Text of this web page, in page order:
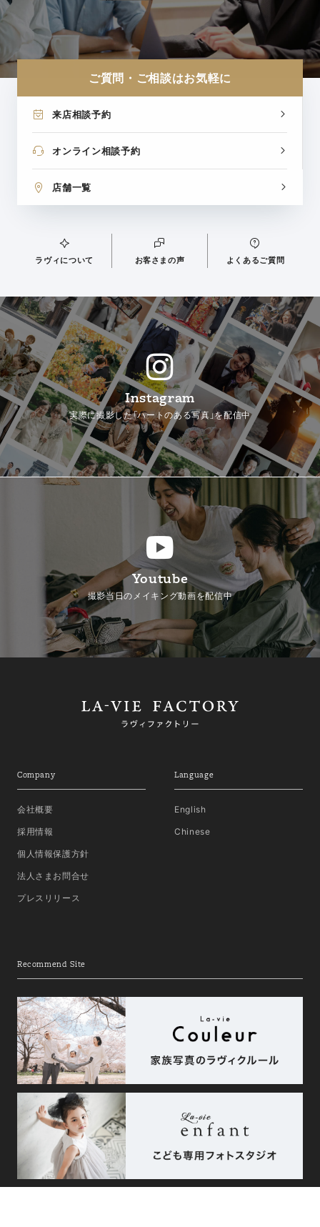
ご質問・ご相談はお気軽に
来店相談予約
オンライン相談予約
店舗一覧
ラヴィについて お客さまの声 よくあるご質問
Instagram
実際に撮影した「ハートのある写真」を配信中
Youtube
撮影当日のメイキング動画を配信中
Company
会社概要
採用情報
個人情報保護方針
法人さまお問合せ
プレスリリース
Language
English
Chinese
Recommend Site